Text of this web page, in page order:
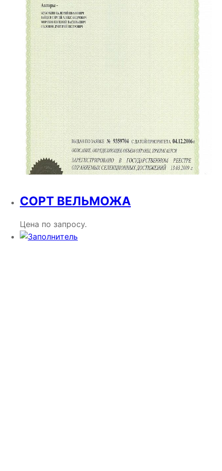
СОРТ ВЕЛЬМОЖА
Цена по запросу.